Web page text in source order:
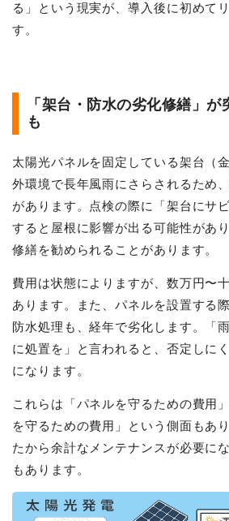
る」という現実が、導入後に初めて
す。
「架台・防水の劣化修繕」が
も
太陽光パネルを固定している架台（
外環境で長年風雨にさらされるため
があります。点検の際に「架台にサ
すると屋根に影響が出る可能性があ
修繕を勧められることがあります。
費用は状態によりますが、数万円〜
あります。また、パネルを設置する
防水処理も、経年で劣化します。「
に処置を」と言われると、否定しに
になります。
これらは「パネルを守るための費用
を守るための費用」という側面もあ
たから余計なメンテナンスが必要に
もあります。